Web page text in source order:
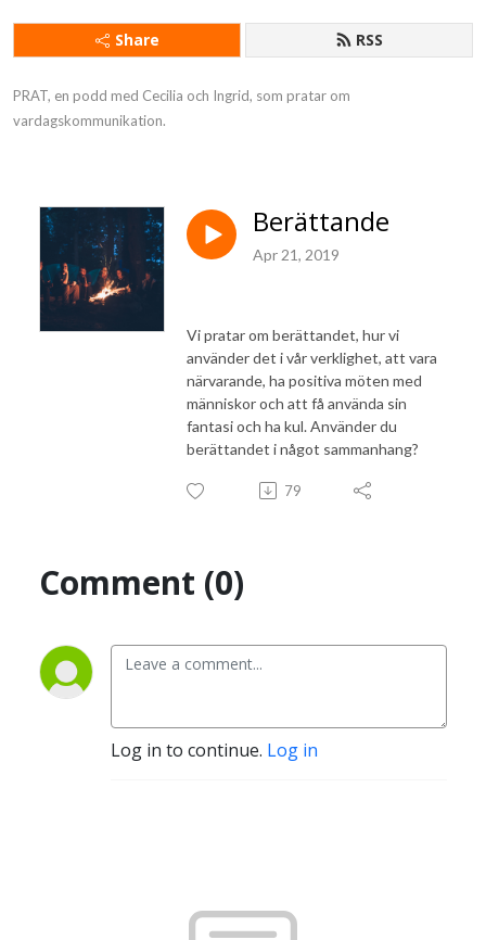
Share RSS
PRAT, en podd med Cecilia och Ingrid, som pratar om
vardagskommunikation.
Berättande
Apr 21, 2019
Vi pratar om berättandet, hur vi
använder det i vår verklighet, att vara
närvarande, ha positiva möten med
människor och att få använda sin
fantasi och ha kul. Använder du
berättandet i något sammanhang?
79
Comment (0)
Log in to continue. Log in